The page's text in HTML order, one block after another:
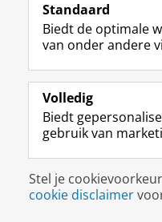
Uw Business Partner:
Faculteit Economie en
Disclaimer &
Standaard
Biedt de optimale
van onder andere
Volledig
Biedt
gebruik van
Stel je
cookie disclaimer